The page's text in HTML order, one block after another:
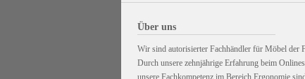
Über uns
Wir sind autorisierter Fachhändler für Möbel der
Durch unsere zehnjährige Erfahrung beim
unsere Fachkompetenz im Bereich Ergonomie